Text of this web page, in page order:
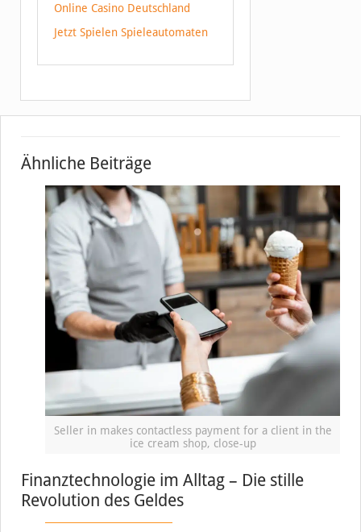
Online Casino Deutschland
Jetzt Spielen Spieleautomaten
Ähnliche Beiträge
Seller in makes contactless payment for a client in the
ice cream shop, close-up
Finanztechnologie im Alltag – Die stille
Revolution des Geldes